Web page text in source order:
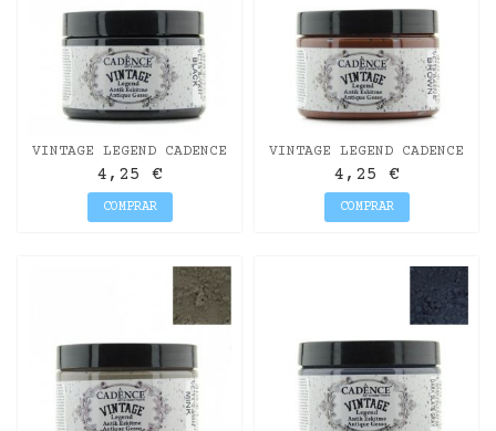
VINTAGE LEGEND CADENCE
NEGRO 150ML
4,25 €
COMPRAR
VINTAGE LEGEND CADENCE
MARRÓN 150ML
4,25 €
COMPRAR